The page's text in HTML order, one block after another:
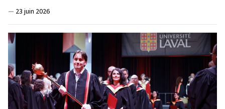
— 23 juin 2026